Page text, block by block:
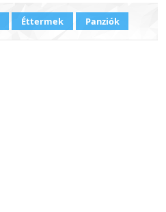
Éttermek Panziók